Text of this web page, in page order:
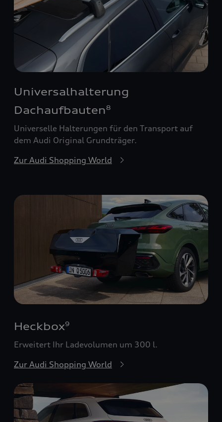
Universalhalterung
Dachaufbauten8
Universelle Halterungen für den Transport auf
dem Audi Original Grundträger.
Zur Audi Shopping World
Heckbox9
Erweitert Ihr Ladevolumen um 300 l.
Zur Audi Shopping World